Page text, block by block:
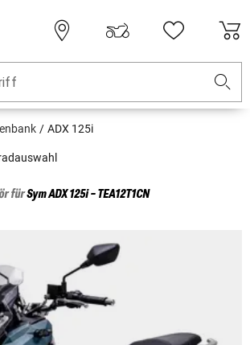
ADX 125i
fürSymADX 125i - TEA12T1CN